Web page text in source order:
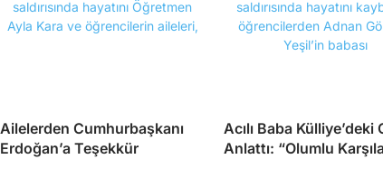
Ailelerden Cumhurbaşkanı
Erdoğan’a Teşekkür
Acılı Baba Külliye’deki
Anlattı: “Olumlu